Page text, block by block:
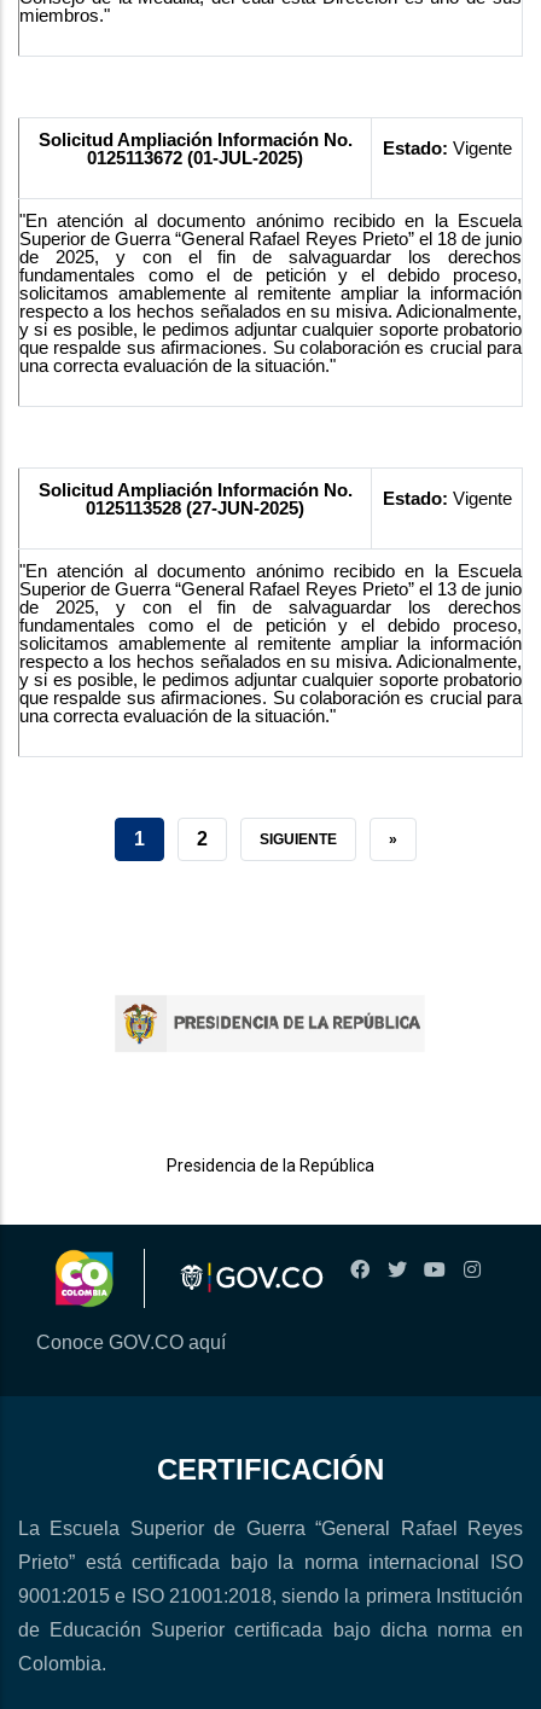
miembros."
Solicitud Ampliación Información No.
0125113672 (01-JUL-2025)
Estado: Vigente
"En atención al documento anónimo recibido en la Escuela
Superior de Guerra “General Rafael Reyes Prieto” el 18 de junio
de 2025, y con el fin de salvaguardar los derechos
fundamentales como el de petición y el debido proceso,
solicitamos amablemente al remitente ampliar la información
respecto a los hechos señalados en su misiva. Adicionalmente,
y si es posible, le pedimos adjuntar cualquier soporte probatorio
que respalde sus afirmaciones. Su colaboración es crucial para
una correcta evaluación de la situación."
Solicitud Ampliación Información No.
0125113528 (27-JUN-2025)
Estado: Vigente
"En atención al documento anónimo recibido en la Escuela
Superior de Guerra “General Rafael Reyes Prieto” el 13 de junio
de 2025, y con el fin de salvaguardar los derechos
fundamentales como el de petición y el debido proceso,
solicitamos amablemente al remitente ampliar la información
respecto a los hechos señalados en su misiva. Adicionalmente,
y si es posible, le pedimos adjuntar cualquier soporte probatorio
que respalde sus afirmaciones. Su colaboración es crucial para
una correcta evaluación de la situación."
CURRENT
1 PAGE
2 NEXT
SIGUIENTE LAST
»
Presidencia de la República
Conoce GOV.CO aquí
CERTIFICACIÓN
La Escuela Superior de Guerra “General Rafael Reyes
Prieto” está certificada bajo la norma internacional ISO
9001:2015 e ISO 21001:2018, siendo la primera Institución
de Educación Superior certificada bajo dicha norma en
Colombia.